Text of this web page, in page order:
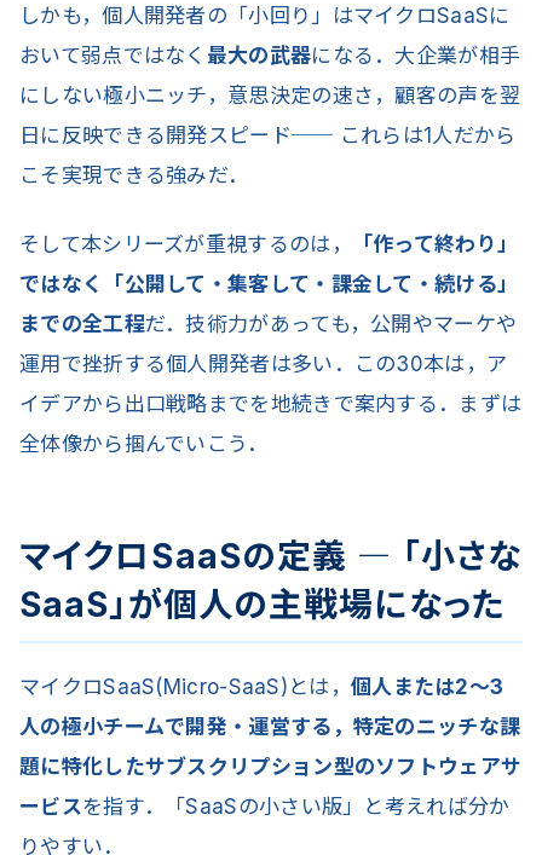
しかも，個人開発者の「小回り」はマイクロSaaSに
おいて弱点ではなく 最大の武器になる．大企業が相手
にしない極小ニッチ，意思決定の速さ，顧客の声を翌
日に反映できる開発スピード── これらは1人だから
こそ実現できる強みだ．
そして本シリーズが重視するのは，
「作って終わり」
ではなく「公開して・集客して・課金して・続ける」
までの全工程だ．技術力があっても，公開やマーケや
運用で挫折する個人開発者は多い．この30本は，ア
イデアから出口戦略までを地続きで案内する．まずは
全体像から掴んでいこう．
マイクロSaaSの定義 ― 「小さな
SaaS」が個人の主戦場になった
マイクロSaaS(Micro-SaaS)とは， 個人または2〜3
人の極小チームで開発・運営する，特定のニッチな課
題に特化したサブスクリプション型のソフトウェアサ
ービスを指す．「SaaSの小さい版」と考えれば分か
りやすい．